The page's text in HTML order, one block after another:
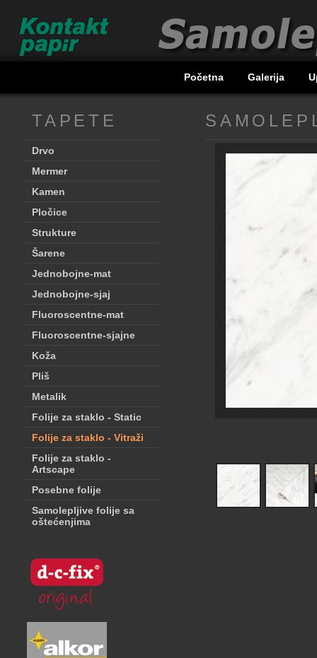
Početna Galerija
TAPETE
Drvo
Mermer
Kamen
Pločice
Strukture
Šarene
Jednobojne-mat
Jednobojne-sjaj
Fluoroscentne-mat
Fluoroscentne-sjajne
Koža
Pliš
Metalik
Folije za staklo - Static
Folije za staklo - Vitraži
Folije za staklo -
Artscape
Posebne folije
Samolepljive folije sa
oštećenjima